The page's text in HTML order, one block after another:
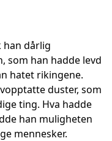
han dårlig
som han hadde levd
hatet rikingene.
duster, som
ting. Hva hadde
han muligheten
mennesker.